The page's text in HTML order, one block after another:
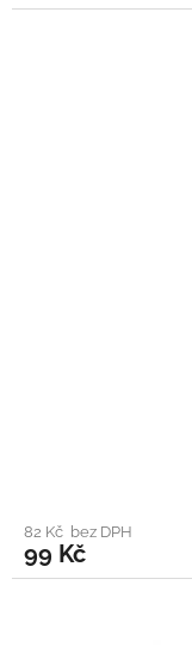
82 Kč bez DPH
99 Kč